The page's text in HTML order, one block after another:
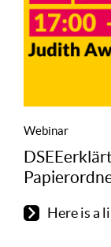
Webinar
Here is a